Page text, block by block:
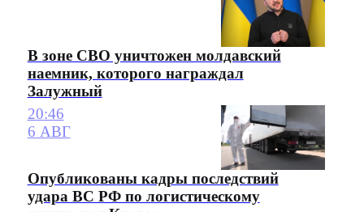
В зоне СВО уничтожен молдавский
наемник, которого награждал
Залужный
20:46
6 АВГ
Опубликованы кадры последствий
удара ВС РФ по логистическому